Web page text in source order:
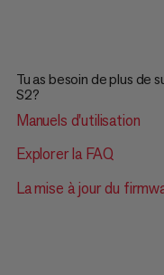
Tu as besoin de plus de
S2?
Manuels d'utilisation
Explorer la FAQ
La mise à jour du